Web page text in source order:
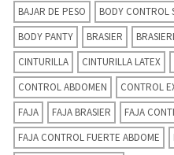
BAJAR DE PESO BODY CONTROL
BODY PANTY
BRASIER
CINTURILLA
CINTURILLA LATEX
CONTROL ABDOMEN
CONTROL
FAJA
FAJA BRASIER
FAJA
FAJA CONTROL FUERTE ABDOME